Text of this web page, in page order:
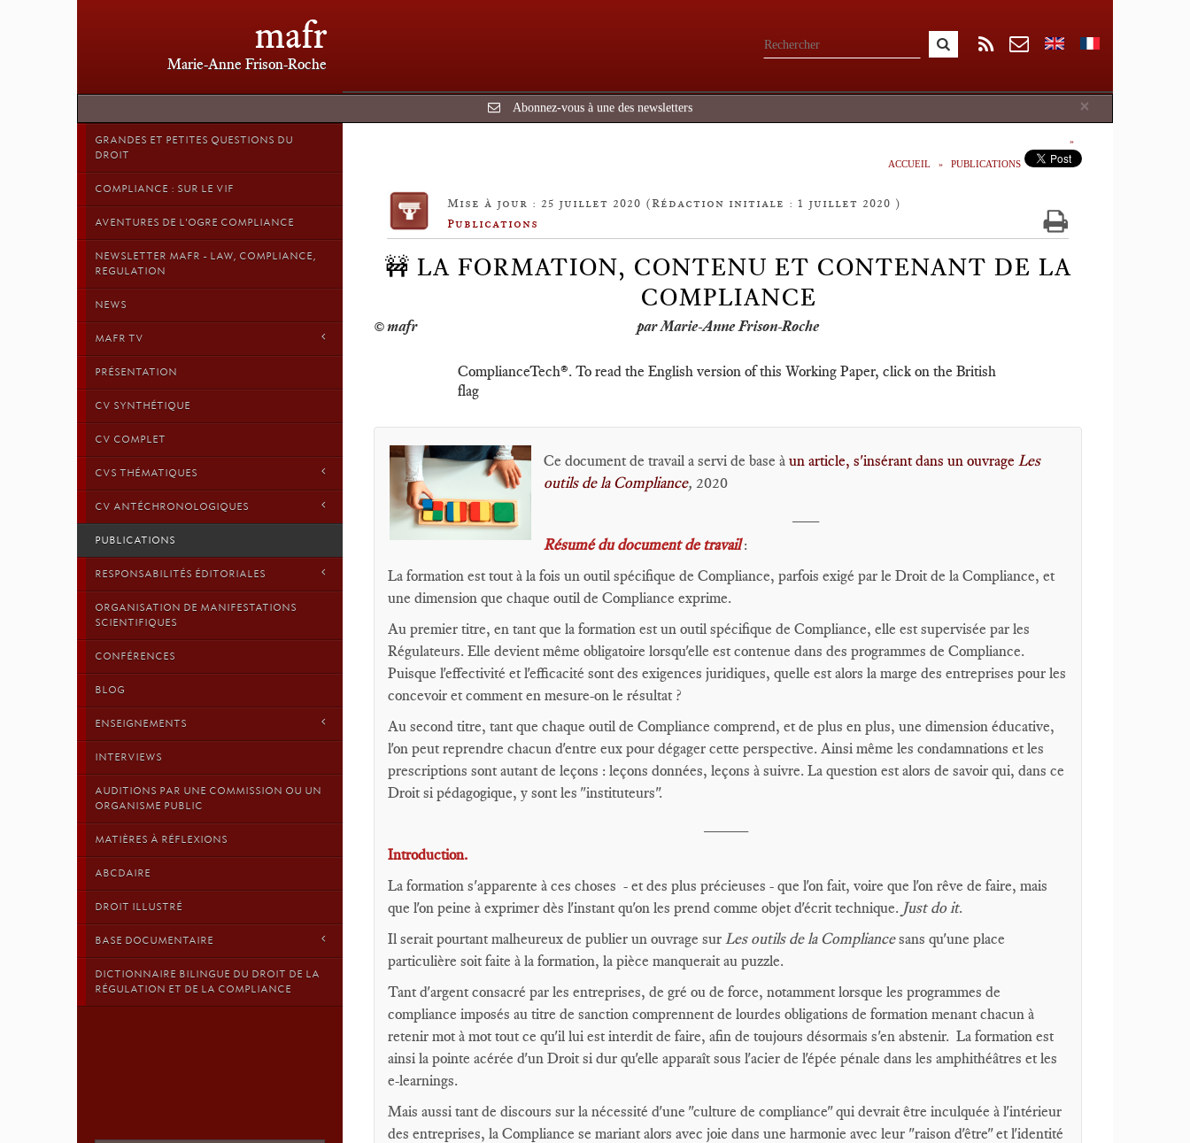
mafr
Marie-Anne Frison-Roche
×
Abonnez-vous à une des newsletters
GRANDES ET PETITES QUESTIONS DU
DROIT
COMPLIANCE : SUR LE VIF
AVENTURES DE L'OGRE COMPLIANCE
NEWSLETTER MAFR - LAW, COMPLIANCE,
REGULATION
NEWS
MAFR TV
PRÉSENTATION
CV SYNTHÉTIQUE
CV COMPLET
CVS THÉMATIQUES
CV ANTÉCHRONOLOGIQUES
PUBLICATIONS
RESPONSABILITÉS ÉDITORIALES
ORGANISATION DE MANIFESTATIONS
SCIENTIFIQUES
CONFÉRENCES
BLOG
ENSEIGNEMENTS
INTERVIEWS
AUDITIONS PAR UNE COMMISSION OU UN
ORGANISME PUBLIC
MATIÈRES À RÉFLEXIONS
ABCDAIRE
DROIT ILLUSTRÉ
BASE DOCUMENTAIRE
DICTIONNAIRE BILINGUE DU DROIT DE LA
RÉGULATION ET DE LA COMPLIANCE
ACCUEIL PUBLICATIONS
Mise à jour : 25 juillet 2020 (Rédaction initiale : 1 juillet 2020 )
Publications
🚧 LA FORMATION, CONTENU ET CONTENANT DE LA
COMPLIANCE
par Marie-Anne Frison-Roche
ComplianceTech®. To read the English version of this Working Paper, click on the British
flag
Ce document de travail a servi de base à un article, s'insérant dans un ouvrage Les
outils de la Compliance, 2020
Résumé du document de travail:
La formation est tout à la fois un outil spécifique de Compliance, parfois exigé par le Droit de la Compliance, et
une dimension que chaque outil de Compliance exprime.
Au premier titre, en tant que la formation est un outil spécifique de Compliance, elle est supervisée par les
Régulateurs. Elle devient même obligatoire lorsqu'elle est contenue dans des programmes de Compliance.
Puisque l'effectivité et l'efficacité sont des exigences juridiques, quelle est alors la marge des entreprises pour les
concevoir et comment en mesure-on le résultat ?
Au second titre, tant que chaque outil de Compliance comprend, et de plus en plus, une dimension éducative,
l'on peut reprendre chacun d'entre eux pour dégager cette perspective. Ainsi même les condamnations et les
prescriptions sont autant de leçons : leçons données, leçons à suivre. La question est alors de savoir qui, dans ce
Droit si pédagogique, y sont les "instituteurs".
Introduction.
La formation s'apparente à ces choses - et des plus précieuses - que l'on fait, voire que l'on rêve de faire, mais
que l'on peine à exprimer dès l'instant qu'on les prend comme objet d'écrit technique. Just do it.
Il serait pourtant malheureux de publier un ouvrage sur Les outils de la Compliancesans qu'une place
particulière soit faite à la formation, la pièce manquerait au puzzle.
Tant d'argent consacré par les entreprises, de gré ou de force, notamment lorsque les programmes de
compliance imposés au titre de sanction comprennent de lourdes obligations de formation menant chacun à
retenir mot à mot tout ce qu'il lui est interdit de faire, afin de toujours désormais s'en abstenir. La formation est
ainsi la pointe acérée d'un Droit si dur qu'elle apparaît sous l'acier de l'épée pénale dans les amphithéâtres et les
e-learnings.
Mais aussi tant de discours sur la nécessité d'une "culture de compliance" qui devrait être inculquée à l'intérieur
des entreprises, la Compliance se mariant alors avec joie dans une harmonie avec leur "raison d'être" et l'identité